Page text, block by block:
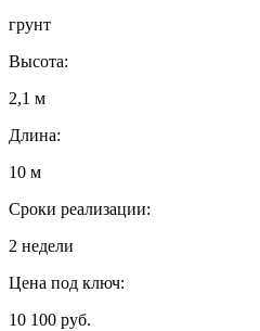
грунт
Высота:
2,1 м
Длина:
10 м
Сроки реализации:
2 недели
Цена под ключ:
10 100 руб.